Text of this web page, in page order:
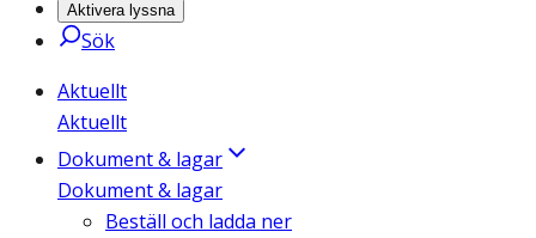
Aktivera lyssna
Sök
Aktuellt
Aktuellt
Dokument & lagar
Dokument & lagar
Beställ och ladda ner